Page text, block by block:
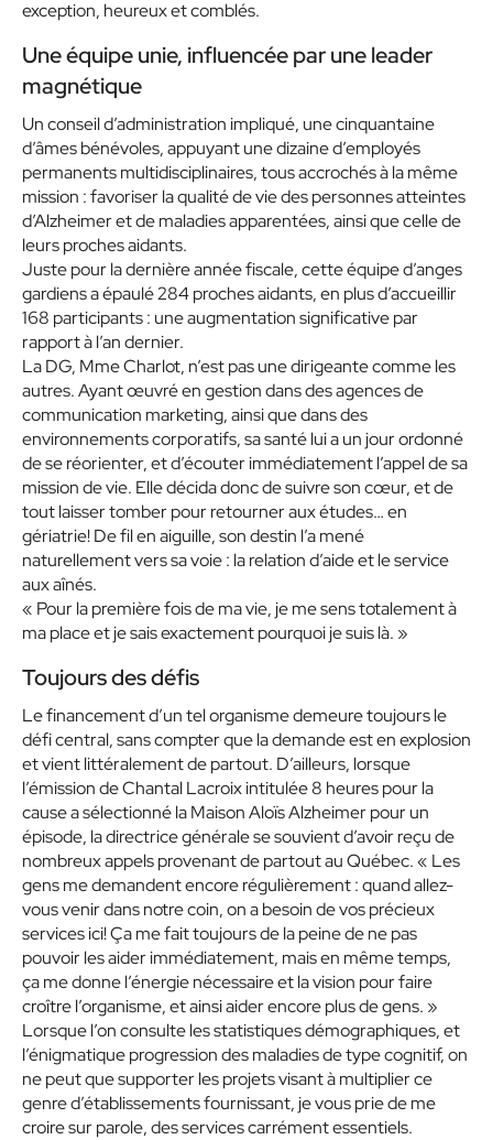
exception, heureux et comblés.
Une équipe unie, influencée par une leader
magnétique
Un conseil d’administration impliqué, une cinquantaine
d’âmes bénévoles, appuyant une dizaine d’employés
permanents multidisciplinaires, tous accrochés à la même
mission : favoriser la qualité de vie des personnes atteintes
d’Alzheimer et de maladies apparentées, ainsi que celle de
leurs proches aidants.
Juste pour la dernière année fiscale, cette équipe d’anges
gardiens a épaulé 284 proches aidants, en plus d’accueillir
168 participants : une augmentation significative par
rapport à l’an dernier.
La DG, Mme Charlot, n’est pas une dirigeante comme les
autres. Ayant œuvré en gestion dans des agences de
communication marketing, ainsi que dans des
environnements corporatifs, sa santé lui a un jour ordonné
de se réorienter, et d’écouter immédiatement l’appel de sa
mission de vie. Elle décida donc de suivre son cœur, et de
tout laisser tomber pour retourner aux études… en
gériatrie! De fil en aiguille, son destin l’a mené
naturellement vers sa voie : la relation d’aide et le service
aux aînés.
« Pour la première fois de ma vie, je me sens totalement à
ma place et je sais exactement pourquoi je suis là. »
Toujours des défis
Le financement d’un tel organisme demeure toujours le
défi central, sans compter que la demande est en explosion
et vient littéralement de partout. D’ailleurs, lorsque
l’émission de Chantal Lacroix intitulée 8 heures pour la
cause a sélectionné la Maison Aloïs Alzheimer pour un
épisode, la directrice générale se souvient d’avoir reçu de
nombreux appels provenant de partout au Québec. « Les
gens me demandent encore régulièrement : quand allez-
vous venir dans notre coin, on a besoin de vos précieux
services ici! Ça me fait toujours de la peine de ne pas
pouvoir les aider immédiatement, mais en même temps,
ça me donne l’énergie nécessaire et la vision pour faire
croître l’organisme, et ainsi aider encore plus de gens. »
Lorsque l’on consulte les statistiques démographiques, et
l’énigmatique progression des maladies de type cognitif, on
ne peut que supporter les projets visant à multiplier ce
genre d’établissements fournissant, je vous prie de me
croire sur parole, des services carrément essentiels.